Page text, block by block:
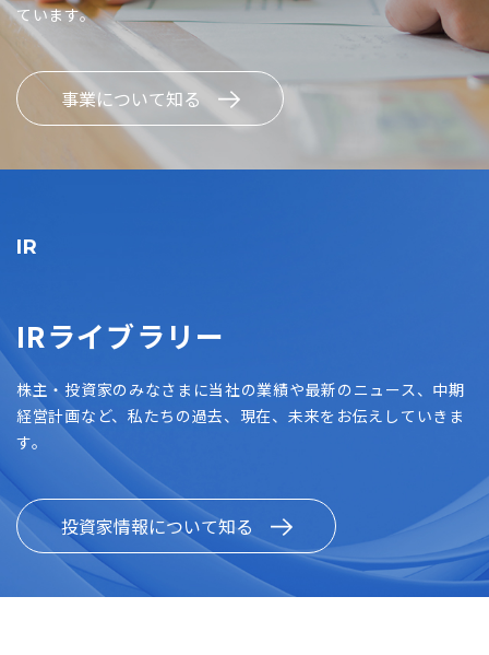
ています。
事業について知る
IR
IRライブラリー
株主・投資家のみなさまに当社の業績や最新のニュース、中期
経営計画など、私たちの過去、現在、未来をお伝えしていきま
す。
投資家情報について知る